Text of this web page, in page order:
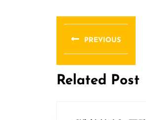
文
章
导
航
PREVIOUS
post:
Related Post